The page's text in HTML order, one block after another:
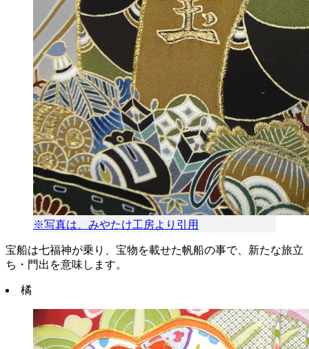
※写真は、みやたけ工房より引用
宝船は七福神が乗り、宝物を載せた帆船の事で、新たな旅立
ち・門出を意味します。
橘